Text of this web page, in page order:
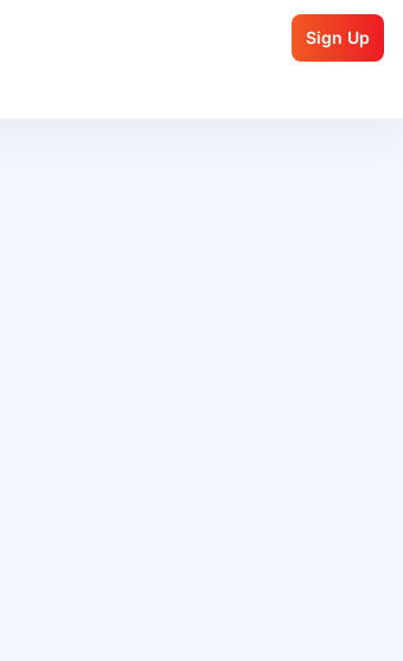
Sign Up